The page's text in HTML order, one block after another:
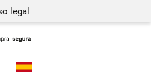
legal